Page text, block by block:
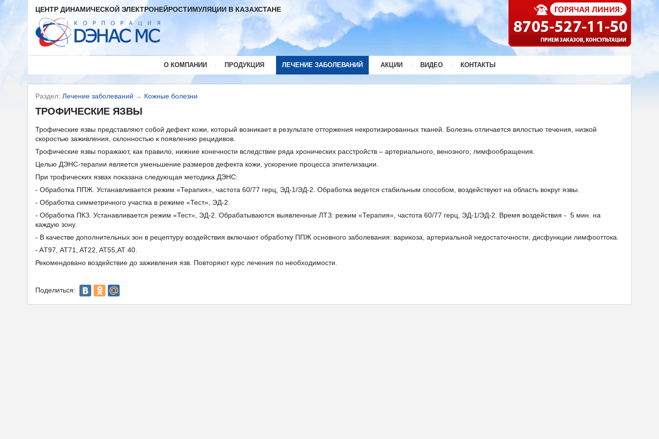
ЦЕНТР ДИНАМИЧЕСКОЙ ЭЛЕКТРОНЕЙРОСТИМУЛЯЦИИ В КАЗАХСТАНЕ
О КОМПАНИИ ПРОДУКЦИЯ ЛЕЧЕНИЕ ЗАБОЛЕВАНИЙ АКЦИИ ВИДЕО КОНТАКТЫ
Раздел: Лечение заболеваний → Кожные болезни
ТРОФИЧЕСКИЕ ЯЗВЫ
Трофические язвы представляют собой дефект кожи, который возникает в результате отторжения некротизированных тканей. Болезнь отличается вялостью течения, низкой
скоростью заживления, склонностью к появлению рецидивов.
Трофические язвы поражают, как правило, нижние конечности вследствие ряда хронических расстройств – артериального, венозного, лимфообращения.
Целью ДЭНС-терапии является уменьшение размеров дефекта кожи, ускорение процесса эпителизации.
При трофических язвах показана следующая методика ДЭНС:
- Обработка ППЖ. Устанавливается режим «Терапия», частота 60/77 герц, ЭД-1/ЭД-2. Обработка ведется стабильным способом, воздействуют на область вокруг язвы.
- Обработка симметричного участка в режиме «Тест», ЭД-2.
- Обработка ПКЗ. Устанавливается режим «Тест», ЭД-2. Обрабатываются выявленные ЛТЗ: режим «Терапия», частота 60/77 герц, ЭД-1/ЭД-2. Время воздействия - 5 мин. на
каждую зону.
- В качестве дополнительных зон в рецептуру воздействия включают обработку ППЖ основного заболевания: варикоза, артериальной недостаточности, дисфункции лимфооттока.
- AТ97, AT71, AT22, AT55,AT 40.
Рекомендовано воздействие до заживления язв. Повторяют курс лечения по необходимости.
Поделиться: